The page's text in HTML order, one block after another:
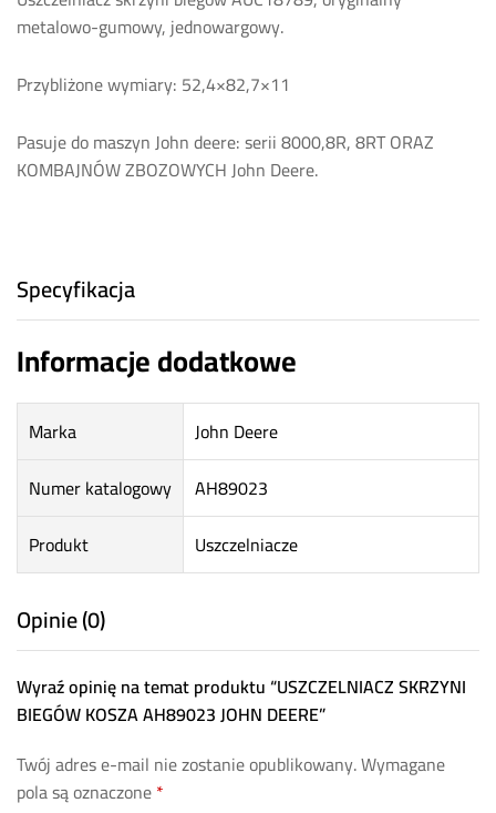
metalowo-gumowy, jednowargowy.
Przybliżone wymiary: 52,4×82,7×11
Pasuje do maszyn John deere: serii 8000,8R, 8RT ORAZ
KOMBAJNÓW ZBOZOWYCH John Deere.
Specyfikacja
Informacje dodatkowe
Marka
John Deere
Numer katalogowy
AH89023
Produkt
Uszczelniacze
Opinie (0)
Wyraź opinię na temat produktu “USZCZELNIACZ SKRZYNI
BIEGÓW KOSZA AH89023 JOHN DEERE”
Twój adres e-mail nie zostanie opublikowany.Wymagane
pola są oznaczone*